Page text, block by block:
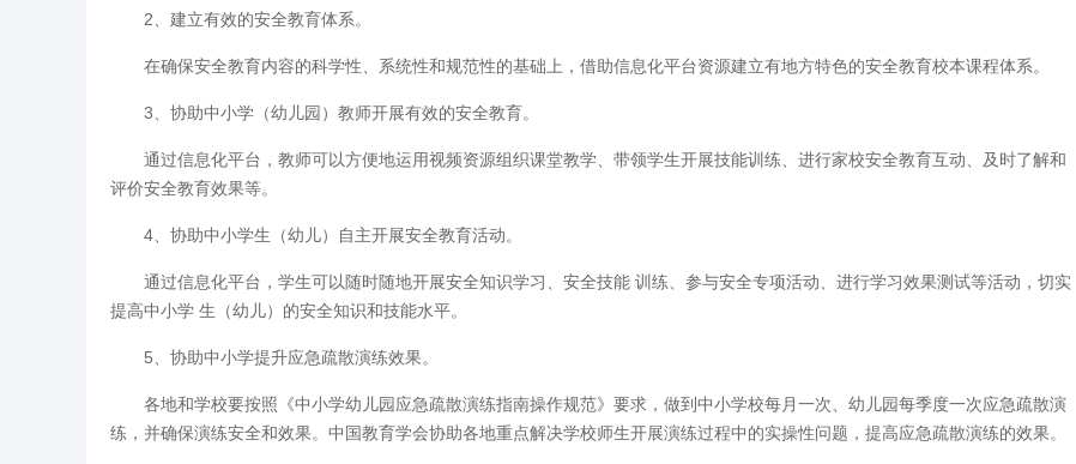
2、建立有效的安全教育体系。
在确保安全教育内容的科学性、系统性和规范性的基础上，借助信息化平台资源建立有地方特色的安全教育校本课程体系。
3、协助中小学（幼儿园）教师开展有效的安全教育。
通过信息化平台，教师可以方便地运用视频资源组织课堂教学、带领学生开展技能训练、进行家校安全教育互动、及时了解和
评价安全教育效果等。
4、协助中小学生（幼儿）自主开展安全教育活动。
通过信息化平台，学生可以随时随地开展安全知识学习、安全技能 训练、参与安全专项活动、进行学习效果测试等活动，切实
提高中小学 生（幼儿）的安全知识和技能水平。
5、协助中小学提升应急疏散演练效果。
各地和学校要按照《中小学幼儿园应急疏散演练指南操作规范》要求，做到中小学校每月一次、幼儿园每季度一次应急疏散演
练，并确保演练安全和效果。中国教育学会协助各地重点解决学校师生开展演练过程中的实操性问题，提高应急疏散演练的效果。